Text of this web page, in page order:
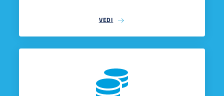
VEDI